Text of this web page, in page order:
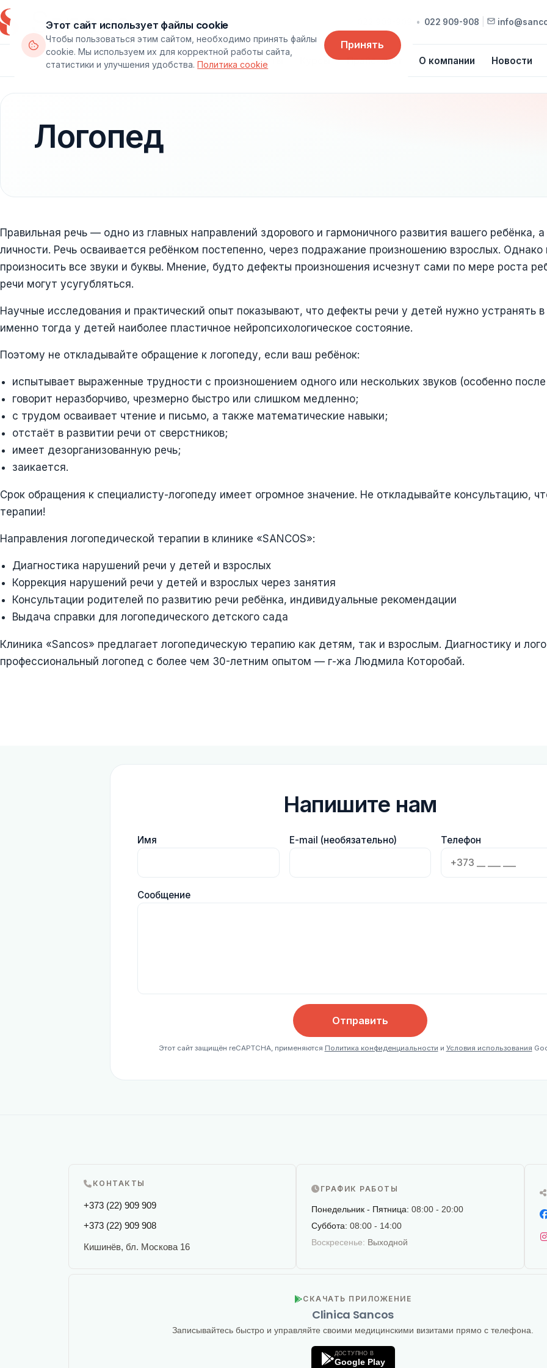
• 022 909-908
Департаменты Врачи Пакеты Курсы Прайс-лист О компании Новости
Логопед
Правильная речь — одно из главных направлений здорового и гармоничного развития вашего ребёнка,
личности. Речь осваивается ребёнком постепенно, через подражание произношению взрослых.
произносить все звуки и буквы. Мнение, будто дефекты произношения исчезнут сами по мере роста
речи могут усугубляться.
Научные исследования и практический опыт показывают, что дефекты речи у детей нужно устранять
именно тогда у детей наиболее пластичное нейропсихологическое состояние.
Поэтому не откладывайте обращение к логопеду, если ваш ребёнок:
испытывает выраженные трудности с произношением одного или нескольких звуков (особенно
говорит неразборчиво, чрезмерно быстро или слишком медленно;
с трудом осваивает чтение и письмо, а также математические навыки;
отстаёт в развитии речи от сверстников;
имеет дезорганизованную речь;
заикается.
Срок обращения к специалисту-логопеду имеет огромное значение. Не откладывайте консультацию,
терапии!
Направления логопедической терапии в клинике «SANCOS»:
Диагностика нарушений речи у детей и взрослых
Коррекция нарушений речи у детей и взрослых через занятия
Консультации родителей по развитию речи ребёнка, индивидуальные рекомендации
Выдача справки для логопедического детского сада
Клиника «Sancos» предлагает логопедическую терапию как детям, так и взрослым. Диагностику и
профессиональный логопед с более чем 30-летним опытом — г-жа Людмила Которобай.
Напишите нам
Имя E-mail (необязательно) Телефон
Сообщение
Отправить
Этот сайт защищён reCAPTCHA, применяются Политика конфиденциальности и Условия использования
КОНТАКТЫ
+373 (22) 909 909
+373 (22) 909 908
Кишинёв, бл. Москова 16
ГРАФИК РАБОТЫ
Понедельник - Пятница: 08:00 - 20:00
Суббота: 08:00 - 14:00
Воскресенье: Выходной
СКАЧАТЬ ПРИЛОЖЕНИЕ
Clinica Sancos
Записывайтесь быстро и управляйте своими медицинскими визитами прямо с телефона.
ДОСТУПНО В
Google Play
Этот сайт использует файлы cookie
Чтобы пользоваться этим сайтом, необходимо принять файлы
cookie. Мы используем их для корректной работы сайта,
статистики и улучшения удобства.Политика cookie
Принять